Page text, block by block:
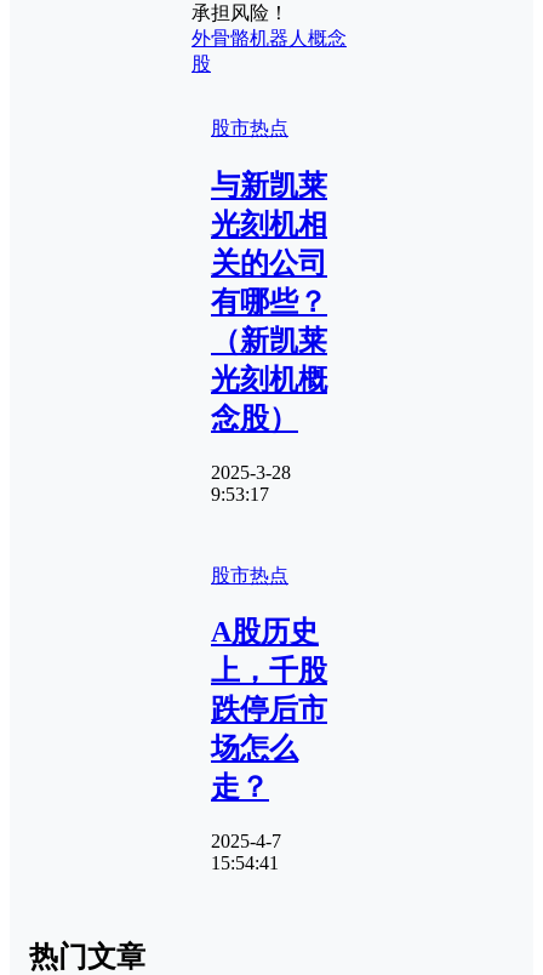
承担风险！
外骨骼机器人概念
股
股市热点
与新凯莱
光刻机相
关的公司
有哪些？
（新凯莱
光刻机概
念股）
2025-3-28
9:53:17
股市热点
A股历史
上，千股
跌停后市
场怎么
走？
2025-4-7
15:54:41
热门文章